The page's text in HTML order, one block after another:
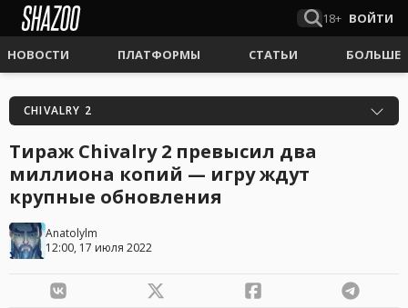
18+ ВОЙТИ
НОВОСТИ ПЛАТФОРМЫ СТАТЬИ БОЛЬШЕ
CHIVALRY 2
Тираж Chivalry 2 превысил два
миллиона копий — игру ждут
крупные обновления
Anatolylm
12:00, 17 июля 2022